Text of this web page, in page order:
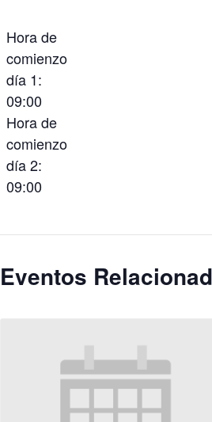
Hora de
comienzo
día 1:
09:00
Hora de
comienzo
día 2:
09:00
Eventos